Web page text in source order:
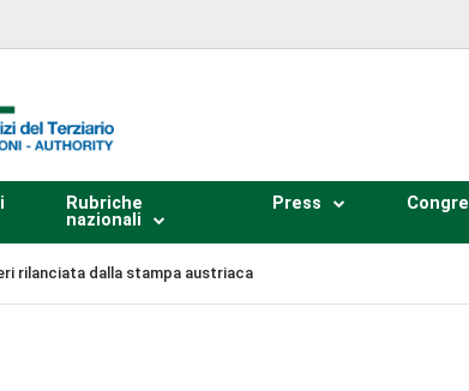
Rubriche
nazionali
Press
rilanciata dalla stampa austriaca